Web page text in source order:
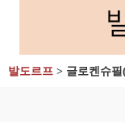
발도르프 > 글로켄슈필